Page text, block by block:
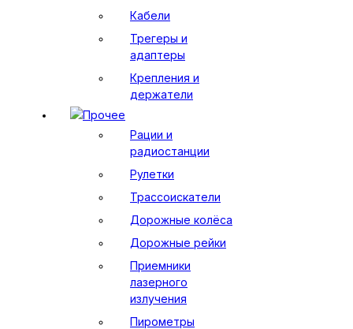
Кабели
Трегеры и
адаптеры
Крепления и
держатели
Прочее
Рации и
радиостанции
Рулетки
Трассоискатели
Дорожные колёса
Дорожные рейки
Приемники
лазерного
излучения
Пирометры